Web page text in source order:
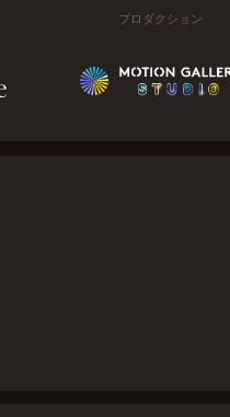
プロダクション